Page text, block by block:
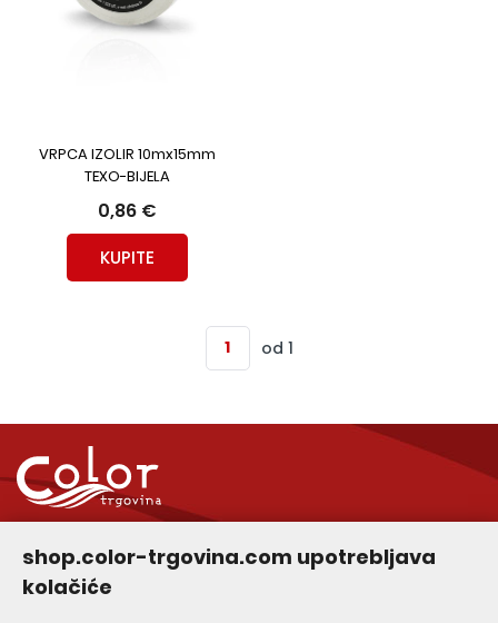
VRPCA IZOLIR 10mx15mm
TEXO-BIJELA
0,86 €
KUPITE
od 1
Služba za korisnike
Informacije za kupce
shop.color-trgovina.com upotrebljava
kolačiće